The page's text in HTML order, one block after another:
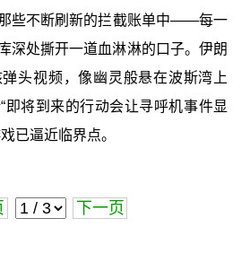
些不断刷新的拦截账单中——每一
深处撕开一道血淋淋的口子。伊朗
头视频，像幽灵般悬在波斯湾上
即将到来的行动会让寻呼机事件显
已逼近临界点。
下一页